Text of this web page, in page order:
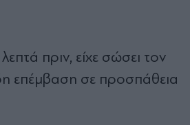
πριν, είχε σώσει τον
επέμβαση σε προσπάθεια